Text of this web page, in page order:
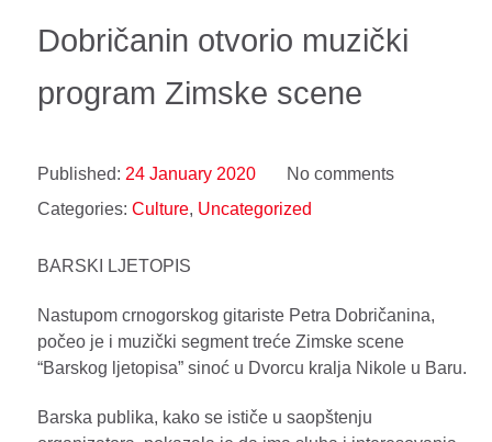
Dobričanin otvorio muzički
program Zimske scene
Published: 24 January 2020
No comments
Categories: Culture, Uncategorized
BARSKI LJETOPIS
Nastupom crnogorskog gitariste Petra Dobričanina,
počeo je i muzički segment treće Zimske scene
“Barskog ljetopisa” sinoć u Dvorcu kralja Nikole u Baru.
Barska publika, kako se ističe u saopštenju